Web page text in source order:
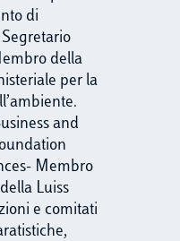
di
della
per la
and
Membro
Luiss
e comitati